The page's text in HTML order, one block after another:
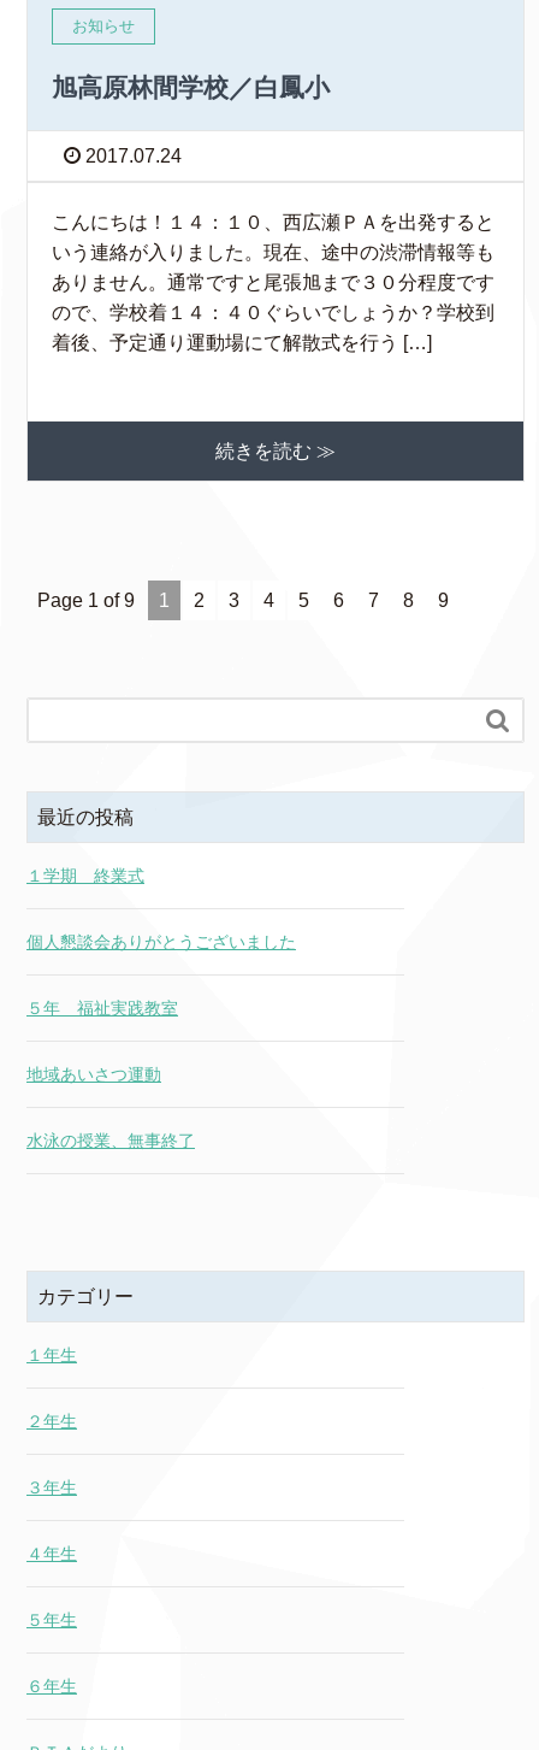
お知らせ
旭高原林間学校／白鳳小
2017.07.24
こんにちは！１４：１０、西広瀬ＰＡを出発すると
いう連絡が入りました。現在、途中の渋滞情報等も
ありません。通常ですと尾張旭まで３０分程度です
ので、学校着１４：４０ぐらいでしょうか？学校到
着後、予定通り運動場にて解散式を行う […]
続きを読む ≫
Page 1 of 9 1 2 3 4 5 6 7 8 9

最近の投稿
１学期 終業式
個人懇談会ありがとうございました
５年 福祉実践教室
地域あいさつ運動
水泳の授業、無事終了
カテゴリー
１年生
２年生
３年生
４年生
５年生
６年生